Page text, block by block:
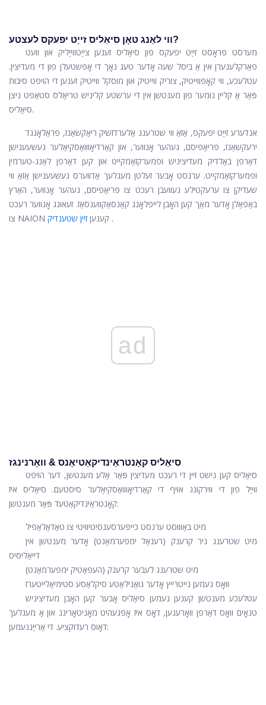
ווי לאַנג טאָן סיאַליס זייַט יפעקס לעצטע?
מערסט פּראָסט זייַט יפעקס פון סיאַליס זענען צייַטווייַליק און וועט
פאַרקלענערן אין אַ ביסל שעה אָדער טעג נאָך די אָפּשטעלן פון די מעדיצין.
עטלעכע, ווי קאָפּווייטיק, צוריק ווייטיק און מוסקל ווייטיק זענען די הויפּט סיבות
פֿאַר אַ קליין נומער פון מענטשן אין די ערשטע קליניש טריאַלס סטאַפּט ניצן
סיאַליס.
אנדערע זייַט יפעקס, אַזאַ ווי שטרענג אַלערדזשיק ריאַקשאַנז, פּראַלאָנגד
ירעקשאַנז, פּריאַפּיסם, געהער אָנווער, און קאַרדיאָווואַסקיאַלער געשעענישן
דאַרפן באַלדיק מעדיציניש ופמערקזאַמקייט און קען דאַרפן לאַנג-טערמין
ופמערקזאַמקייט. ערנסט אָבער זעלטן מעגלעך אַדווערס געשעענישן אַזאַ ווי
שעדיקן צו ערעקטילע געוועבן רעכט צו פּריאַפּיסם, געהער אָנווער, האַרץ
באַפאַלן אָדער מאַך קען האָבן לייפלאָנג קאַנסאַקווענסאַז. זעאונג אָנווער רעכט
צו NAION קענען זיין שטענדיק .
ad
סיאַליס קאָנטראַינדיקאַטיאָנס & וואָרנינגז
סיאַליס קען נישט זיין די רעכט מעדיצין פֿאַר אַלע מענטשן, דער הויפּט
ווייַל פון די ווירקונג אויף די קאַרדיאָווואַסקיאַלער סיסטעם. סיאַליס איז
קאָנטראַינדיקאַטעד פֿאַר מענטשן:
מיט באַוווסט ערנסט כייפּערסענסיטיוויטי צו טאַדאַלאַפיל
מיט שטרענג ניר קרענק (רענאַל ימפּערמאַנט) אָדער מענטשן אין
דייאַליסיס
מיט שטרענג לעבער קרענק (העפּאַטיק ימפּערמאַנט)
וואָס נעמען נייטרייץ אָדער גואַנילאַטע סיקלאַסע סטימיאַלייטערז
עטלעכע מענטשן קענען נעמען סיאַליס אָבער קען האָבן מעדיציניש
טנאָים וואָס דאַרפן וואָרענען, דאָס איז אָפּגעהיט מאָניטאָרינג און אַ מעגלעך
דאָוס רעדוקציע. די אַרייַננעמען: